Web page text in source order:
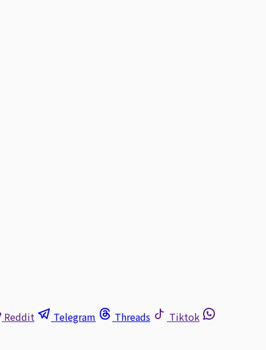
Reddit Telegram Threads Tiktok